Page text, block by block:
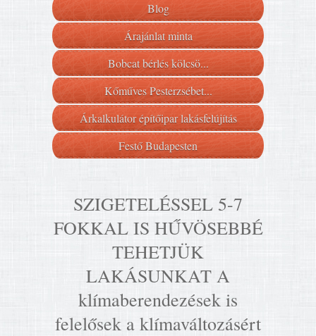
Blog
Árajánlat minta
Bobcat bérlés kölcsö...
Kőműves Pesterzsébet...
Árkalkulátor építőipar lakásfelújítás
Festő Budapesten
SZIGETELÉSSEL 5-7
FOKKAL IS HŰVÖSEBBÉ
TEHETJÜK
LAKÁSUNKAT A
klímaberendezések is
felelősek a klímaváltozásért